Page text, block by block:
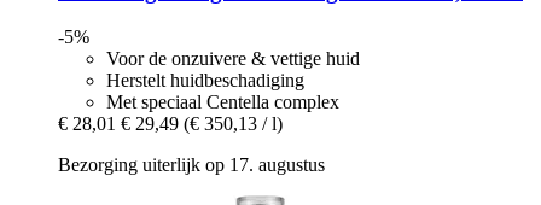
-5%
Voor de onzuivere & vettige huid
Herstelt huidbeschadiging
Met speciaal Centella complex
€ 28,01 € 29,49 (€ 350,13 / l)
Bezorging uiterlijk op 17. augustus